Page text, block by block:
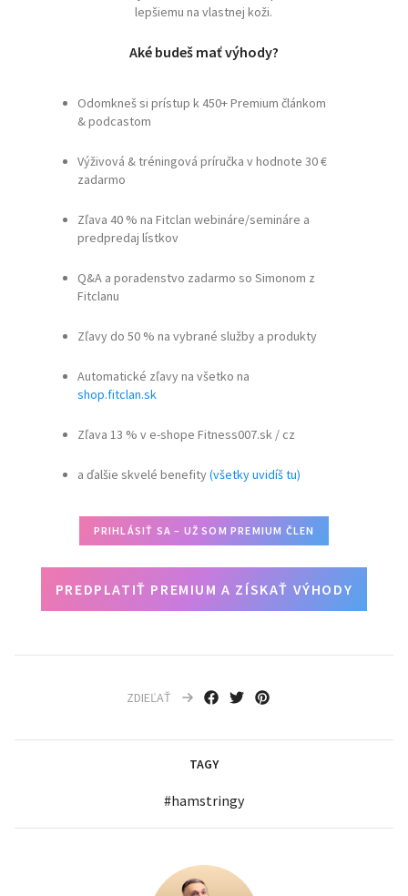
lepšiemu na vlastnej koži.
Aké budeš mať výhody?
Odomkneš si prístup k 450+ Premium článkom
& podcastom
Výživová & tréningová príručka v hodnote 30 €
zadarmo
Zľava 40 % na Fitclan webináre/semináre a
predpredaj lístkov
Q&A a poradenstvo zadarmo so Simonom z
Fitclanu
Zľavy do 50 % na vybrané služby a produkty
Automatické zľavy na všetko na
shop.fitclan.sk
Zľava 13 % v e-shope Fitness007.sk / cz
a ďalšie skvelé benefity(všetky uvidíš tu)
PRIHLÁSIŤ SA – UŽ SOM PREMIUM ČLEN
PREDPLATIŤ PREMIUM A ZÍSKAŤ VÝHODY
ZDIEĽAŤ
TAGY
#hamstringy